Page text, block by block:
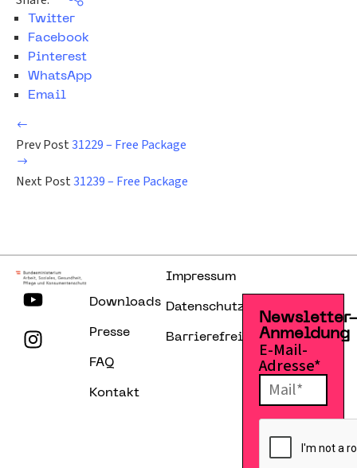
Twitter
Facebook
Pinterest
WhatsApp
Email
Prev Post31229 – Free Package
Next Post31239 – Free Package
Downloads
Presse
FAQ
Kontakt
Impressum
Datenschutzerklärung
Barrierefreiheitserklärung
Anmeldung
E-Mail-
Adresse*